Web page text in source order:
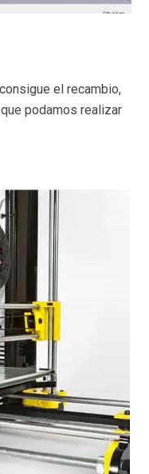
el recambio,
podamos realizar